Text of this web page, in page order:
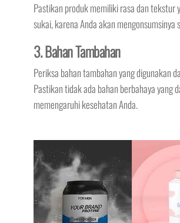
Pastikan produk memiliki rasa dan tekstur
sukai, karena Anda akan
3. Bahan Tambahan
Periksa bahan tambahan yang digunakan
Pastikan tidak ada bahan berbahaya yang
memengaruhi kesehatan Anda.